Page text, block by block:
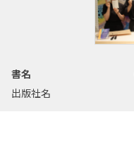
書名
出版社名